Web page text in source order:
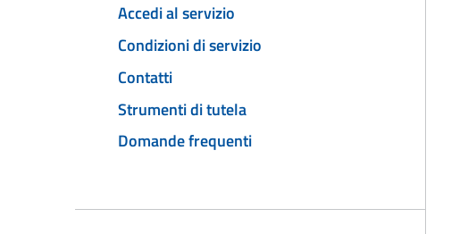
Accedi al servizio
Condizioni di servizio
Contatti
Strumenti di tutela
Domande frequenti